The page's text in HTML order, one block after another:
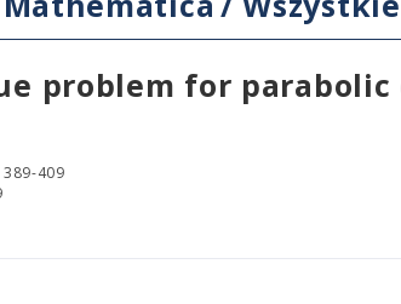
problem for
409